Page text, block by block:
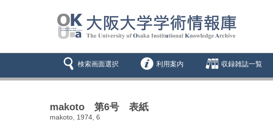
検索画面選択 利用案内 収録雑誌一覧
makoto 第6号 表紙
makoto, 1974, 6